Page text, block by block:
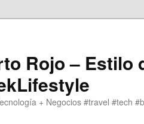
Rojo – Estilo
+ Negocios #travel #tech